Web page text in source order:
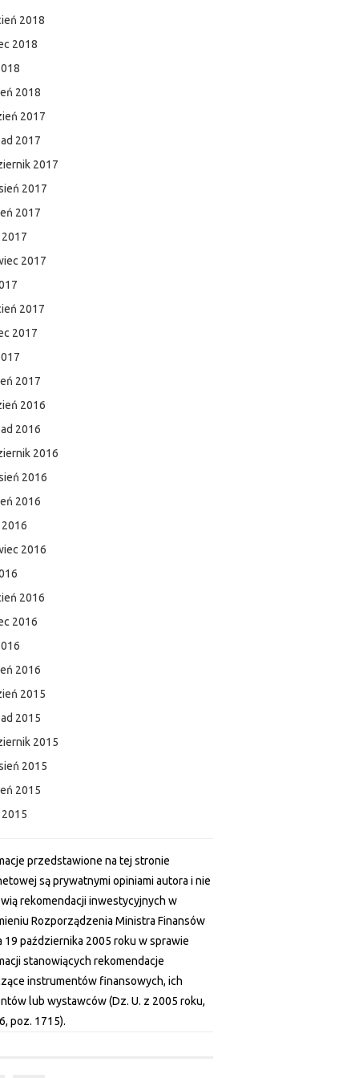
2018
2018
2018
2017
2017
2017
2017
2017
2017
2017
2017
2017
2016
2016
2016
2016
2016
2016
2016
2016
2016
2015
2015
2015
2015
2015
przedstawione na tej stronie
są prywatnymi opiniami autora i nie
rekomendacji inwestycyjnych w
Rozporządzenia Ministra Finansów
19 października 2005 roku w sprawie
stanowiących rekomendacje
instrumentów finansowych, ich
lub wystawców (Dz. U. z 2005 roku,
poz. 1715).